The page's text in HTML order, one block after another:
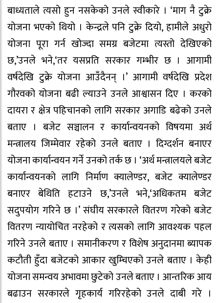
बाध्यताले त्यसो हुन नसकेको उनले स्वीकारे । ‘माग नै टुक्रे
योजना भएको थियो । केन्द्रले पनि टुक्रे दियो, हामीले अधुरो
योजना पूरा गर्न खोज्दा समग्र बजेटमा त्यस्तो देखिएको
छ,’उनले भने,‘तर यसप्रति सरकार गम्भीर छ । आगामी
वर्षदेखि टुक्रे योजना आउँदैनन् ।’ आगामी वर्षदेखि प्रदेश
गौरवको योजना बढी ल्याउने उनले आश्वासन दिए । करको
दायरा र क्षेत्र पहिचानको लागि सरकार अगाडि बढेको उनले
बताए । बजेट सञ्चालन र कार्यान्वयनको विषयमा अर्थ
मन्त्रालय जिम्मेवार रहेको उनले बताए । दिग्दर्शन बनाएर
योजना कार्यान्वयन गर्ने उनको तर्क छ । ‘अर्थ मन्त्रालयले बजेट
कार्यान्वयनको लागि निर्माण क्यालेण्डर, बजेट क्यालेण्डर
बनाएर बेथिति हटाउने छ,’उनले भने,‘अधिकतम बजेट
सदुपयोग गरिने छ ।’ संघीय सरकारले वितरण गरेको बजेट
वितरण न्यायोचित नरहेको र त्यसको लागि आवश्यक पहल
गरिने उनले बताए । समानीकरण र विशेष अनुदानमा ब्यापक
कटौती हुँदा बजेटको आकार खुम्चिएको उनले बताए । केही
योजना समन्वय अभावमा छुटेको उनले बताए । आन्तरिक आय
बढाउन सरकारले गृहकार्य गरिरहेको उनले दाबी गरे ।